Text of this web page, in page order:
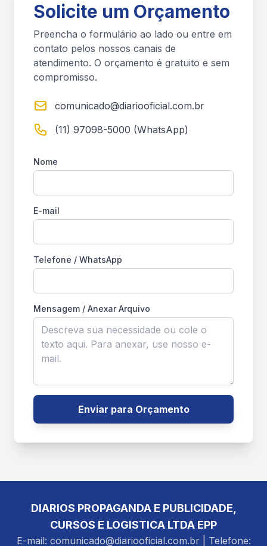
Solicite um Orçamento
Preencha o formulário ao lado ou entre em
contato pelos nossos canais de
atendimento. O orçamento é gratuito e sem
compromisso.
comunicado@diariooficial.com.br
(11) 97098-5000 (WhatsApp)
Nome
E-mail
Telefone / WhatsApp
Mensagem / Anexar Arquivo
Enviar para Orçamento
DIARIOS PROPAGANDA E PUBLICIDADE,
CURSOS E LOGISTICA LTDA EPP
E-mail: comunicado@diariooficial.com.br | Telefone: